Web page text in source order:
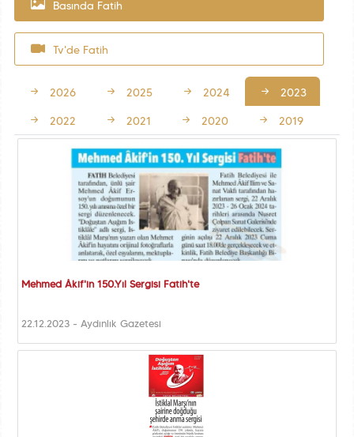
Basında Fatih
Tv'de Fatih
2026 2025 2024 2023
2022 2021 2020 2019
Mehmed Âkif'in 150.Yıl Sergisi Fatih'te
22.12.2023 - Aydınlık Gazetesi